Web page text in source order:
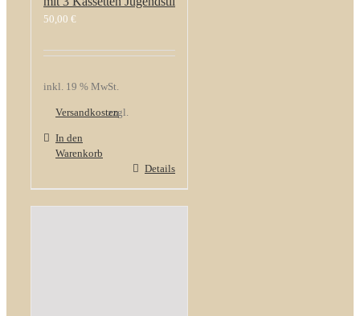
50,00 €
inkl. 19 % MwSt.
zzgl.
Versandkosten
In den
Warenkorb
Details